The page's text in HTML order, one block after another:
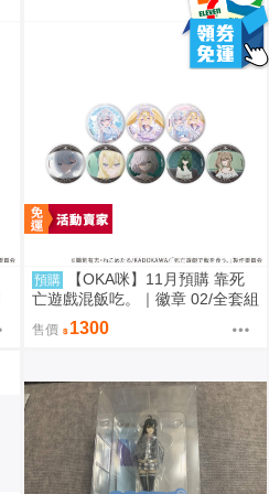
預購
【OKA咪】11月預購 靠死
亡遊戲混飯吃。｜徽章 02/全套組
(全8種)(官方&新繪插畫)
售價 1300